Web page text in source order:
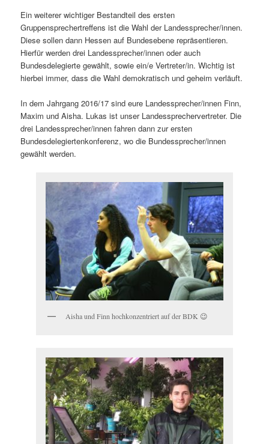
Ein weiterer wichtiger Bestandteil des ersten
Gruppensprechertreffens ist die Wahl der Landessprecher/innen.
Diese sollen dann Hessen auf Bundesebene repräsentieren.
Hierfür werden drei Landessprecher/innen oder auch
Bundesdelegierte gewählt, sowie ein/e Vertreter/in. Wichtig ist
hierbei immer, dass die Wahl demokratisch und geheim verläuft.
In dem Jahrgang 2016/17 sind eure Landessprecher/innen Finn,
Maxim und Aisha. Lukas ist unser Landessprechervertreter. Die
drei Landessprecher/innen fahren dann zur ersten
Bundesdelegiertenkonferenz, wo die Bundessprecher/innen
gewählt werden.
Aisha und Finn hochkonzentriert auf der BDK 😉